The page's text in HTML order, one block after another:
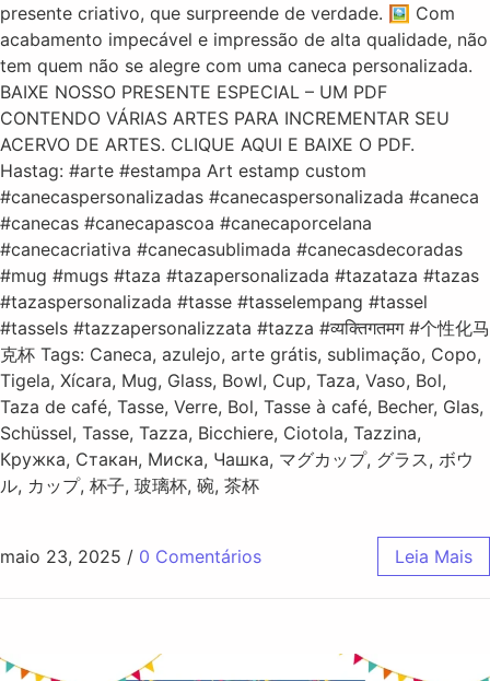
presente criativo, que surpreende de verdade. 🖼️ Com
acabamento impecável e impressão de alta qualidade, não
tem quem não se alegre com uma caneca personalizada.
BAIXE NOSSO PRESENTE ESPECIAL – UM PDF
CONTENDO VÁRIAS ARTES PARA INCREMENTAR SEU
ACERVO DE ARTES. CLIQUE AQUI E BAIXE O PDF.
Hastag: #arte #estampa Art estamp custom
#canecaspersonalizadas #canecaspersonalizada #caneca
#canecas #canecapascoa #canecaporcelana
#canecacriativa #canecasublimada #canecasdecoradas
#mug #mugs #taza #tazapersonalizada #tazataza #tazas
#tazaspersonalizada #tasse #tasselempang #tassel
#tassels #tazzapersonalizzata #tazza #व्यक्तिगतमग #个性化马
克杯 Tags: Caneca, azulejo, arte grátis, sublimação, Copo,
Tigela, Xícara, Mug, Glass, Bowl, Cup, Taza, Vaso, Bol,
Taza de café, Tasse, Verre, Bol, Tasse à café, Becher, Glas,
Schüssel, Tasse, Tazza, Bicchiere, Ciotola, Tazzina,
Кружка, Стакан, Миска, Чашка, マグカップ, グラス, ボウ
ル, カップ, 杯子, 玻璃杯, 碗, 茶杯
maio 23, 2025 / 0 Comentários Leia Mais